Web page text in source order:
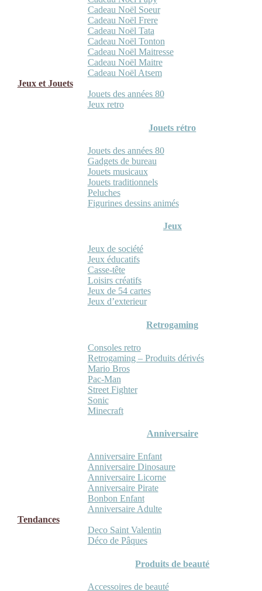
Cadeau Noël Soeur
Cadeau Noël Frere
Cadeau Noël Tata
Cadeau Noël Tonton
Cadeau Noël Maitresse
Cadeau Noël Maitre
Cadeau Noël Atsem
Jeux et Jouets
Jouets des années 80
Jeux retro
Jouets rétro
Jouets des années 80
Gadgets de bureau
Jouets musicaux
Jouets traditionnels
Peluches
Figurines dessins animés
Jeux
Jeux de société
Jeux éducatifs
Casse-tête
Loisirs créatifs
Jeux de 54 cartes
Jeux d’exterieur
Retrogaming
Consoles retro
Retrogaming – Produits dérivés
Mario Bros
Pac-Man
Street Fighter
Sonic
Minecraft
Anniversaire
Anniversaire Enfant
Anniversaire Dinosaure
Anniversaire Licorne
Anniversaire Pirate
Bonbon Enfant
Anniversaire Adulte
Tendances
Deco Saint Valentin
Déco de Pâques
Produits de beauté
Accessoires de beauté